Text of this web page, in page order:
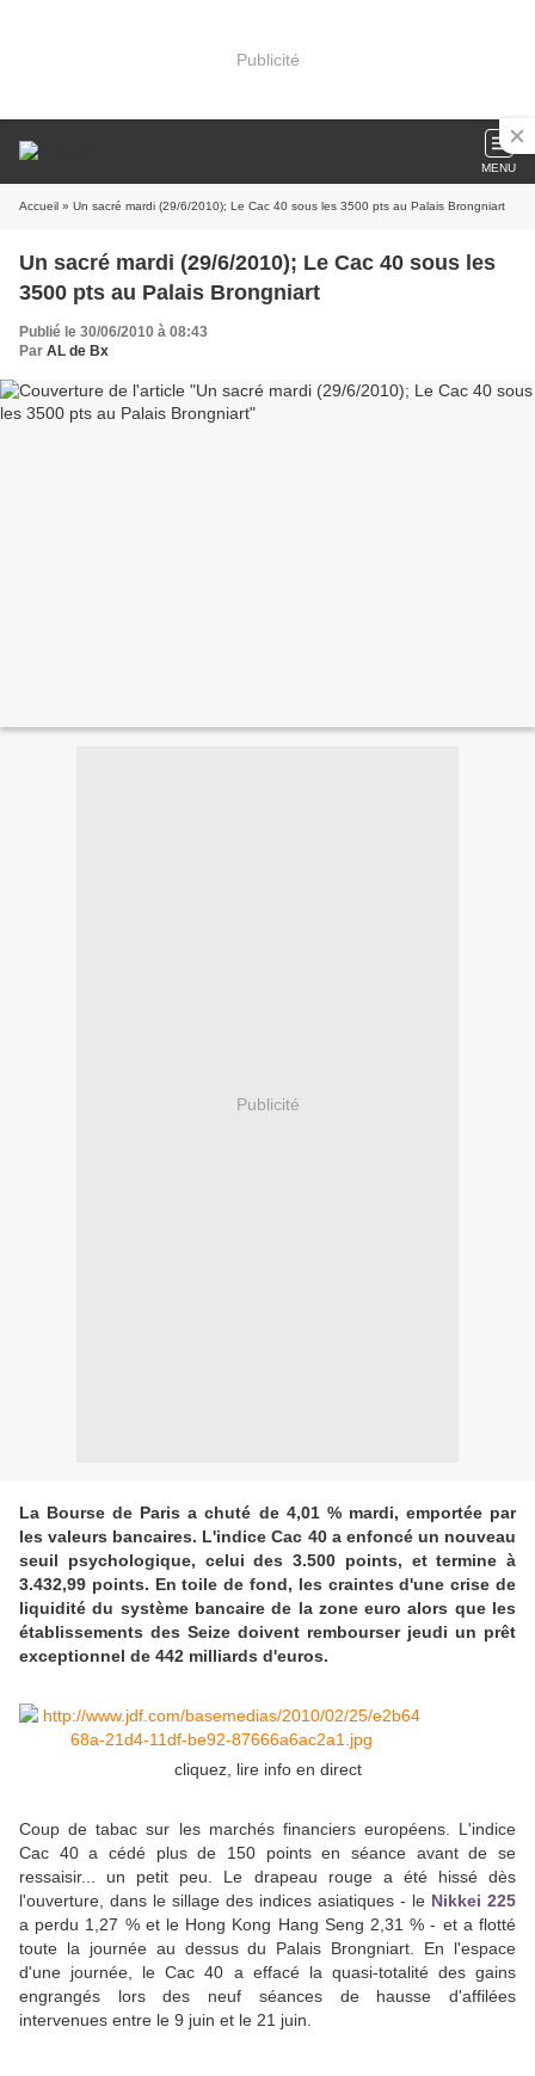
Publicité
MENU
Accueil » Un sacré mardi (29/6/2010); Le Cac 40 sous les 3500 pts au Palais Brongniart
Un sacré mardi (29/6/2010); Le Cac 40 sous les
3500 pts au Palais Brongniart
Publié le 30/06/2010 à 08:43
Par AL de Bx
Publicité
La Bourse de Paris a chuté de 4,01 % mardi, emportée par
les valeurs bancaires. L'indice Cac 40 a enfoncé un nouveau
seuil psychologique, celui des 3.500 points, et termine à
3.432,99 points. En toile de fond, les craintes d'une crise de
liquidité du système bancaire de la zone euro alors que les
établissements des Seize doivent rembourser jeudi un prêt
exceptionnel de 442 milliards d'euros.
cliquez, lire info en direct
Coup de tabac sur les marchés financiers européens. L'indice
Cac 40 a cédé plus de 150 points en séance avant de se
ressaisir... un petit peu. Le drapeau rouge a été hissé dès
l'ouverture, dans le sillage des indices asiatiques - le Nikkei 225
a perdu 1,27 % et le Hong Kong Hang Seng 2,31 % - et a flotté
toute la journée au dessus du Palais Brongniart. En l'espace
d'une journée, le Cac 40 a effacé la quasi-totalité des gains
engrangés lors des neuf séances de hausse d'affilées
intervenues entre le 9 juin et le 21 juin.